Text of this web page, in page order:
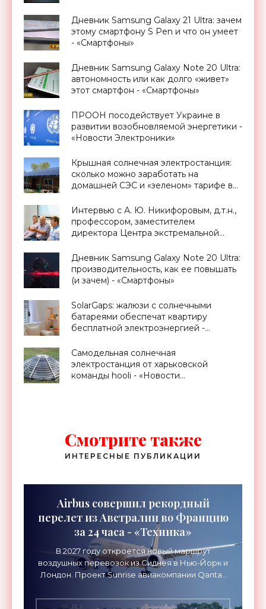
Дневник Samsung Galaxy 21 Ultra: зачем
этому смартфону S Pen и что он умеет
- «Смартфоны»
Дневник Samsung Galaxy Note 20 Ultra:
автономность или как долго «живет»
этот смартфон - «Смартфоны»
ПРООН посодействует Украине в
развитии возобновляемой энергетики -
«Новости Электроники»
Крышная солнечная электростанция:
сколько можно заработать на
домашней СЭС и «зеленом» тарифе в
Интервью с А. Ю. Никифоровым, д.т.н.,
профессором, заместителем
директора Центра экстремальной
МИФИ - «Смартфоны»
Дневник Samsung Galaxy Note 20 Ultra:
производительность, как ее повышать
(и зачем) - «Смартфоны»
SolarGaps: жалюзи с солнечными
батареями обеспечат квартиру
бесплатной электроэнергией -
Самодельная солнечная
электростанция от харьковской
команды hooli - «Новости
Смотрите также
ИНТЕРЕСНЫЕ ПУБЛИКАЦИИ
Airbus совершил рекордный
перелет из Австралии во Францию
за 24 часа - «Техника»
В 2027 году откроется новый маршрут
воздушных перевозок из Сиднея в Нью-Йорк и
Лондон. Проект Sunrise авиакомпании Qantas
длительностью до 24